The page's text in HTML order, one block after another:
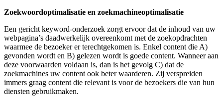
Zoekwoordoptimalisatie en zoekmachineoptimalisatie
Een gericht keyword-onderzoek zorgt ervoor dat de inhoud van uw
webpagina’s daadwerkelijk overeenkomt met de zoekopdrachten
waarmee de bezoeker er terechtgekomen is. Enkel content die A)
gevonden wordt en B) gelezen wordt is goede content. Wanneer aan
deze voorwaarden voldaan is, dan is het gevolg C) dat de
zoekmachines uw content ook beter waarderen. Zij verspreiden
immers graag content die relevant is voor de bezoekers die van hun
diensten gebruikmaken.